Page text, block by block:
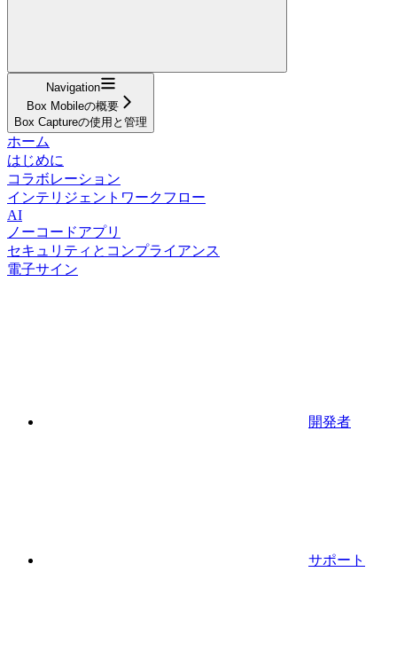
Navigation
Box Mobileの概要
Box Captureの使用と管理
ホーム
はじめに
コラボレーション
インテリジェントワークフロー
AI
ノーコードアプリ
セキュリティとコンプライアンス
電子サイン
開発者
サポート